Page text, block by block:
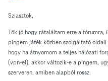
Sziasztok,
Tök jó hogy rátaláltam erre a
pingem játék közben szolgáltató
hogy ha átnyomom a teljes hálózati
(vpn-el), akkor változik-e a pingem,
szerveren, amiben alapból rossz.